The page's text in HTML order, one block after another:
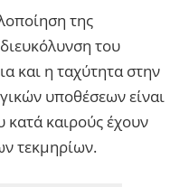
της
του
και η ταχύτητα στην
υποθέσεων είναι
κατά καιρούς έχουν
τεκμηρίων.